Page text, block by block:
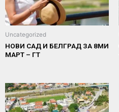
Uncategorized
НОВИ САД И БЕЛГРАД ЗА 8МИ
МАРТ – ГТ